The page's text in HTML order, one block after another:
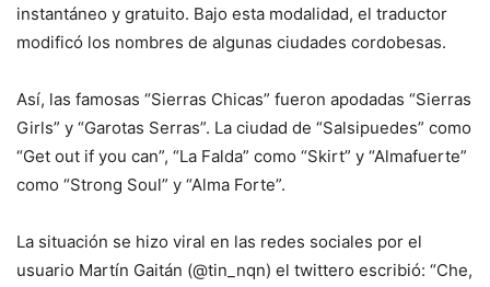
instantáneo y gratuito. Bajo esta modalidad, el traductor
modificó los nombres de algunas ciudades cordobesas.
Así, las famosas “Sierras Chicas” fueron apodadas “Sierras
Girls” y “Garotas Serras”. La ciudad de “Salsipuedes” como
“Get out if you can”, “La Falda” como “Skirt” y “Almafuerte”
como “Strong Soul” y “Alma Forte”.
La situación se hizo viral en las redes sociales por el
usuario Martín Gaitán (@tin_nqn) el twittero escribió: “Che,